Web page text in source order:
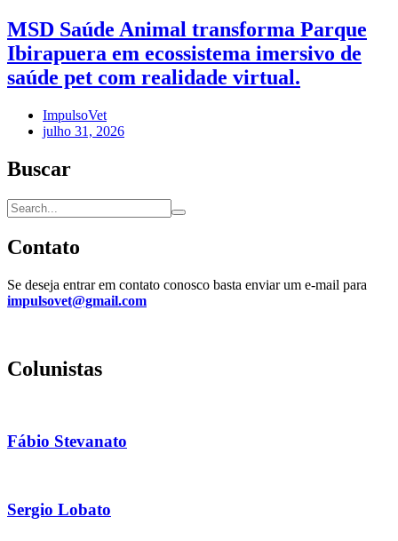
MSD Saúde Animal transforma Parque
Ibirapuera em ecossistema imersivo de
saúde pet com realidade virtual.
ImpulsoVet
julho 31, 2026
Buscar
Contato
Se deseja entrar em contato conosco basta enviar um e-mail para
impulsovet@gmail.com
Colunistas
Fábio Stevanato
Sergio Lobato